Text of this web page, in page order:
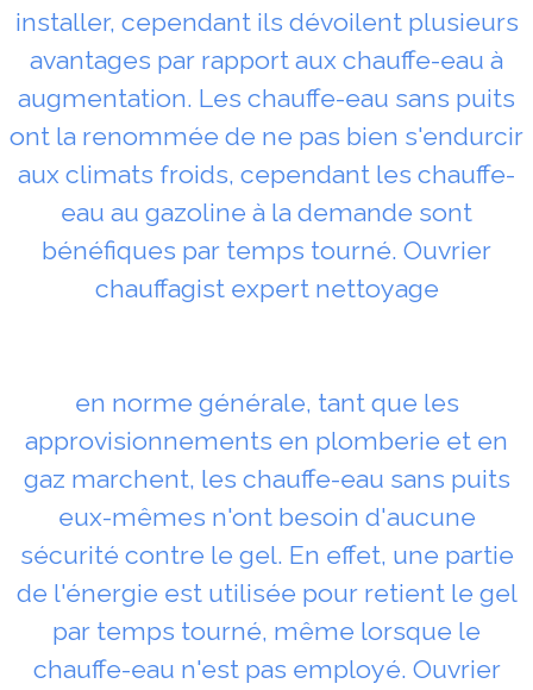
installer, cependant ils dévoilent plusieurs
avantages par rapport aux chauffe-eau à
augmentation. Les chauffe-eau sans puits
ont la renommée de ne pas bien s'endurcir
aux climats froids, cependant les chauffe-
eau au gazoline à la demande sont
bénéfiques par temps tourné. Ouvrier
chauffagist expert nettoyage
en norme générale, tant que les
approvisionnements en plomberie et en
gaz marchent, les chauffe-eau sans puits
eux-mêmes n'ont besoin d'aucune
sécurité contre le gel. En effet, une partie
de l'énergie est utilisée pour retient le gel
par temps tourné, même lorsque le
chauffe-eau n'est pas employé. Ouvrier